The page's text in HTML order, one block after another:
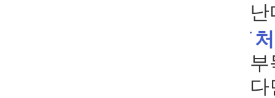
난
부
다